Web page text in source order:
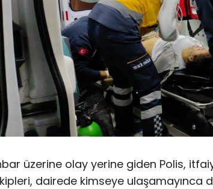
üzerine olay yerine giden Polis,
dairede kimseye ulaşamayınca